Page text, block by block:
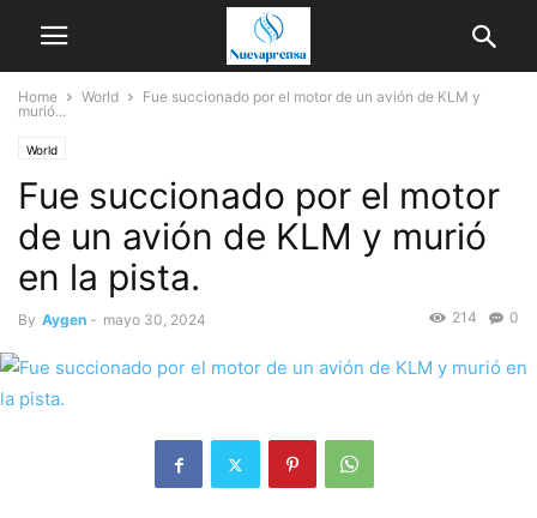
Home World
Fue succionado por el motor de un avión de KLM y
murió...
World
Fue succionado por el motor
de un avión de KLM y murió
en la pista.
By Aygen - mayo 30, 2024 0
214